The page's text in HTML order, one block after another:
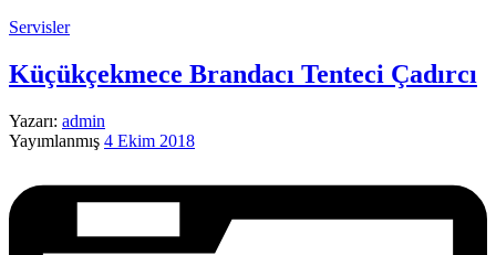
Servisler
Küçükçekmece Brandacı Tenteci Çadırcı
Yazarı: admin
Yayımlanmış 4 Ekim 2018